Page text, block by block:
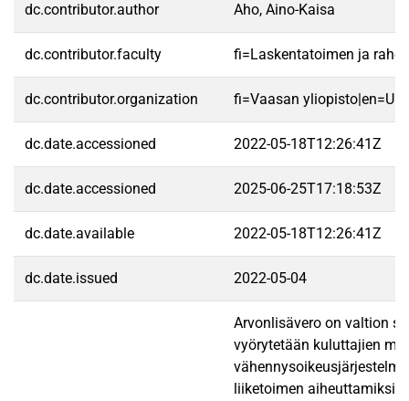
dc.contributor.author Aho, Aino-Kaisa
dc.contributor.faculty fi=Laskentatoimen ja
dc.contributor.organization fi=Vaasan
dc.date.accessioned 2022-05-18T12:26:41Z
dc.date.accessioned 2025-06-25T17:18:53Z
dc.date.available 2022-05-18T12:26:41Z
dc.date.issued 2022-05-04
Arvonlisävero on valtion
vyörytetään kuluttajien
liiketoimen aiheuttamiksi